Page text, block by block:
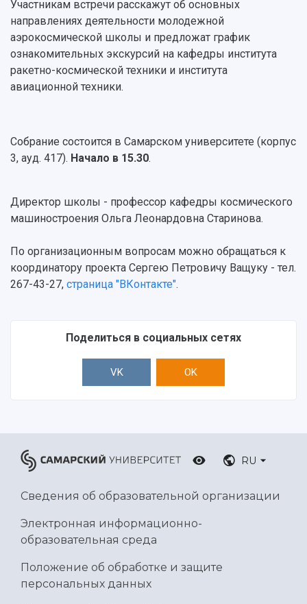
Институты и факультеты
Кафедры
Научные подразделения
Отделы и службы
Общественные организации
Институт искусственного интеллекта
Архив
Фирменный стиль
Устойчивое развитие
3D-тур по университету
Музеи
Учебный аэродром
Умный дом бабочек
Международный межвузовский кампус
Сведения об образовательной организации
Тестирование иностранных граждан на
знание русского языка, истории России и
основ законодательства РФ
Платные образовательные услуги
Библиотека
Противодействие COVID-19
исследовательской деятельностью
Материальная база
Подразделения научного обслуживания
Организационные документы
Результаты научно-исследовательской
Конкурсы научных проектов и грантов
Областной конкурс "Молодой учёный"
Журналы Самарского университета
Научные конференции
Публикации и издания
Отчеты о проведенных конференциях
Участникам встречи расскажут об основных
направлениях деятельности молодежной
аэрокосмической школы и предложат график
ознакомительных экскурсий на кафедры института
ракетно-космической техники и института
авиационной техники.
Собрание состоится в Самарском университете (корпус
3, ауд. 417). Начало в 15.30.
Директор школы - профессор кафедры космического
машиностроения Ольга Леонардовна Старинова.
По организационным вопросам можно обращаться к
координатору проекта Сергею Петровичу Ващуку - тел.
267-43-27, страница "ВКонтакте".
Поделиться в социальных сетях
VK OK
RU
Сведения об образовательной организации
Электронная информационно-
образовательная среда
Положение об обработке и защите
персональных данных